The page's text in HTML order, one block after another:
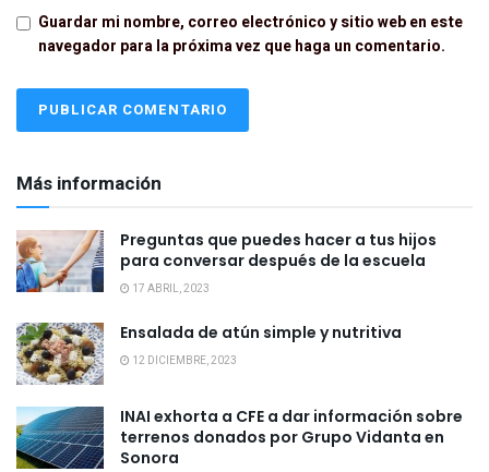
Guardar mi nombre, correo electrónico y sitio web en este
navegador para la próxima vez que haga un comentario.
Más información
Preguntas que puedes hacer a tus hijos
para conversar después de la escuela
17 ABRIL, 2023
Ensalada de atún simple y nutritiva
12 DICIEMBRE, 2023
INAI exhorta a CFE a dar información sobre
terrenos donados por Grupo Vidanta en
Sonora